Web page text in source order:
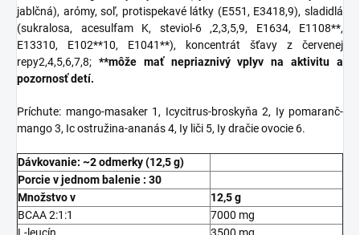
jablčná), arómy, soľ, protispekavé látky (E551, E3418,9), sladidlá
(sukralosa, acesulfam K, steviol-6 ,2,3,5,9, E1634, E1108**,
E13310, E102**10, E1041**), koncentrát šťavy z červenej
repy2,4,5,6,7,8; **môže mať nepriaznivý vplyv na aktivitu a
pozornosť detí.
Príchute: mango-masaker 1, Icycitrus-broskyňa 2, Iy pomaranč-
mango 3, Ic ostružina-ananás 4, Iy liči 5, Iy dračie ovocie 6.
Dávkovanie: ~2 odmerky (12,5 g)
Porcie v jednom balenie : 30
Množstvo v
12,5 g
BCAA 2:1:1
7000 mg